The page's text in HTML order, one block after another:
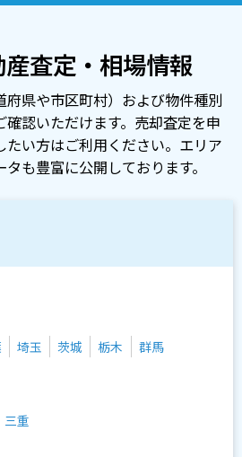
査定・相場情報
府県や市区町村）および物件種別
認いただけます。売却査定を申
たい方はご利用ください。エリア
も豊富に公開しております。
埼玉 茨城 栃木 群馬
三重